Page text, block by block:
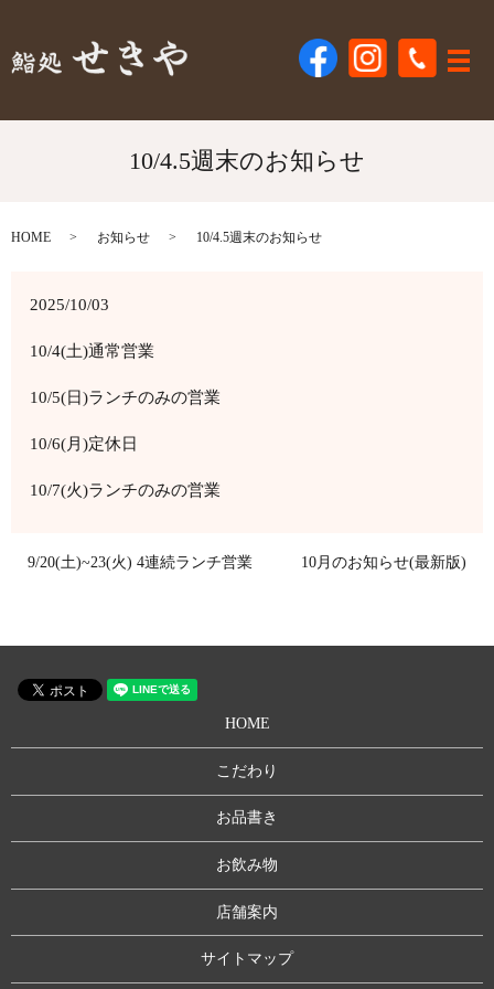
メ
10/4.5週末のお知らせ
HOME お知らせ 10/4.5週末のお知らせ
2025/10/03
10/4(土)通常営業
10/5(日)ランチのみの営業
10/6(月)定休日
10/7(火)ランチのみの営業
9/20(土)~23(火) 4連続ランチ営業 10月のお知らせ(最新版)
HOME
こだわり
お品書き
お飲み物
店舗案内
サイトマップ